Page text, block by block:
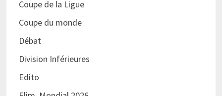
Coupe de la Ligue
Coupe du monde
Débat
Division Inférieures
Edito